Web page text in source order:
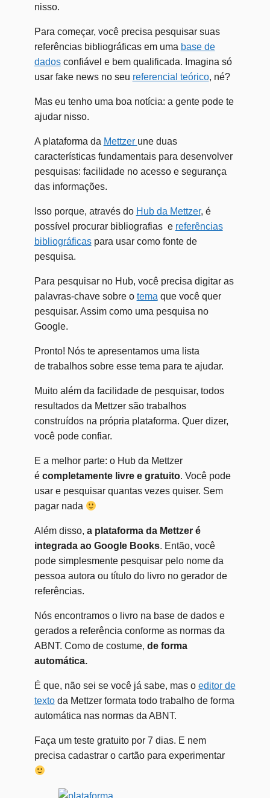
nisso.
Para começar, você precisa pesquisar suas
referências bibliográficas em uma base de
dadosconfiável e bem qualificada. Imagina só
usar fake news no seu referencial teórico, né?
Mas eu tenho uma boa notícia: a gente pode te
ajudar nisso.
A plataforma da Mettzer une duas
características fundamentais para desenvolver
pesquisas: facilidade no acesso e segurança
das informações.
Isso porque, através do Hub da Mettzer, é
possível procurar bibliografias e referências
bibliográficaspara usar como fonte de
pesquisa.
Para pesquisar no Hub, você precisa digitar as
palavras-chave sobre o tema que você quer
pesquisar. Assim como uma pesquisa no
Google.
Pronto! Nós te apresentamos uma lista
de trabalhos sobre esse tema para te ajudar.
Muito além da facilidade de pesquisar, todos
resultados da Mettzer são trabalhos
construídos na própria plataforma. Quer dizer,
você pode confiar.
E a melhor parte: o Hub da Mettzer
é completamente livre e gratuito. Você pode
usar e pesquisar quantas vezes quiser. Sem
pagar nada
Além disso, a plataforma da Mettzer é
integrada ao Google Books. Então, você
pode simplesmente pesquisar pelo nome da
pessoa autora ou título do livro no gerador de
referências.
Nós encontramos o livro na base de dados e
gerados a referência conforme as normas da
ABNT. Como de costume, de forma
automática.
É que, não sei se você já sabe, mas o editor de
textoda Mettzer formata todo trabalho de forma
automática nas normas da ABNT.
Faça um teste gratuito por 7 dias. E nem
precisa cadastrar o cartão para experimentar